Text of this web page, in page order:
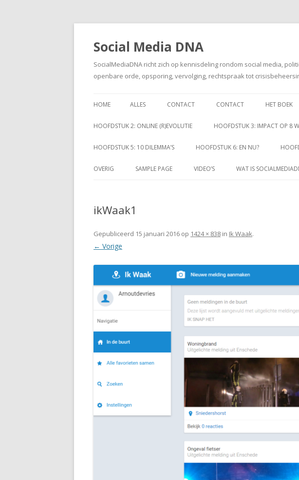
Social Media DNA
SocialMediaDNA richt zich op kennisdeling rondom social media,
openbare orde, opsporing, vervolging, rechtspraak tot
HOME ALLES CONTACT CONTACT HET BOEK
HOOFDSTUK 2: ONLINE (R)EVOLUTIE HOOFDSTUK 3: IMPACT OP 8
HOOFDSTUK 5: 10 DILEMMA’S HOOFDSTUK 6: EN NU?
OVERIG SAMPLE PAGE VIDEO’S WAT IS
ikWaak1
Gepubliceerd 15 januari 2016 op 1424 × 838 in Ik Waak.
← Vorige